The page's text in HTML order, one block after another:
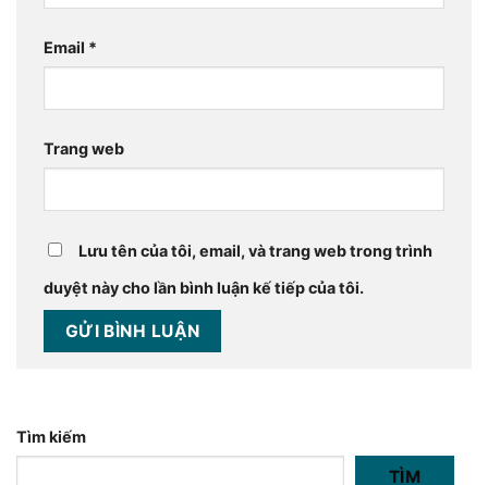
Email *
Trang web
Lưu tên của tôi, email, và trang web trong trình
duyệt này cho lần bình luận kế tiếp của tôi.
Tìm kiếm
TÌM